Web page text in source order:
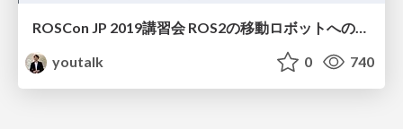
ROSCon JP 2019講習会 ROS2の移動ロボットへの応用
youtalk
0 740